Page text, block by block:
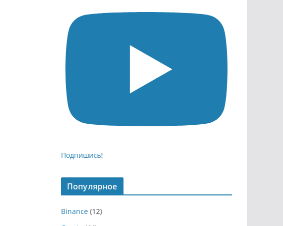
Подпишись!
Популярное
Binance (12)